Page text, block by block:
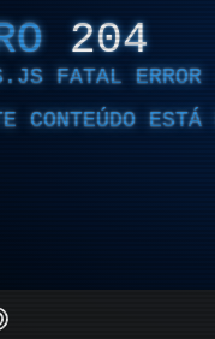
204
FATAL ERROR
CONTEÚDO